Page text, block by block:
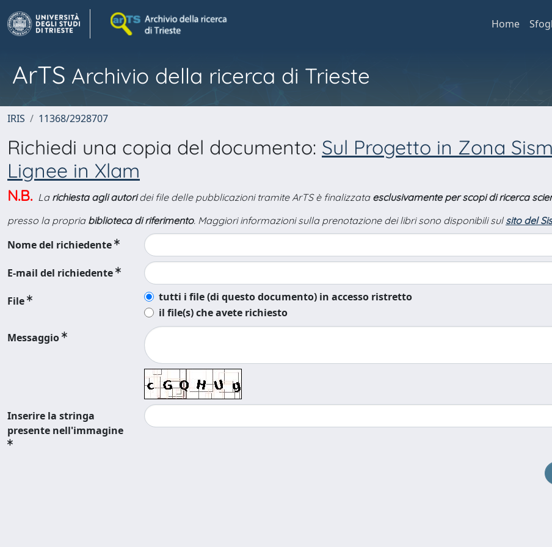
Home
ArTS Archivio della ricerca di Trieste
IRIS 11368/2928707
Richiedi una copia del documento: Sul Progetto in Zona
Lignee in Xlam
N.B. La richiesta agli autoridei file delle pubblicazioni tramite ArTS è finalizzata esclusivamente per scopi di ricerca
presso la propria biblioteca di riferimento. Maggiori informazioni sulla prenotazione dei libri sono disponibili sul sito del
Nome del richiedente
E-mail del richiedente
File
tutti i file (di questo documento) in accesso ristretto
il file(s) che avete richiesto
Messaggio
Inserire la stringa
presente nell'immagine